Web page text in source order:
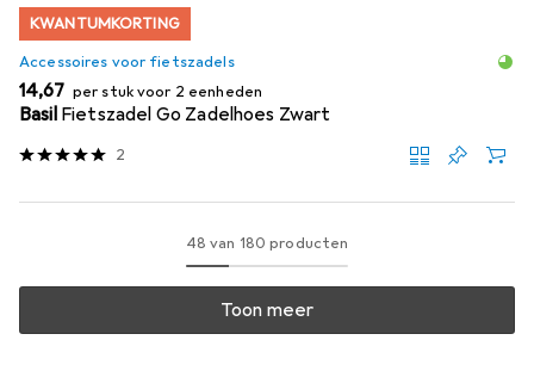
KWANTUMKORTING
Accessoires voor fietszadels
EUR
14,67 per stuk voor 2 eenheden
Basil Fietszadel Go Zadelhoes Zwart
2
48 van 180 producten
Toon meer